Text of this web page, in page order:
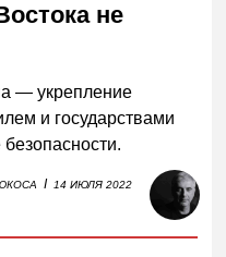
не
— укрепление
и государствами
I
14 ИЮЛЯ 2022